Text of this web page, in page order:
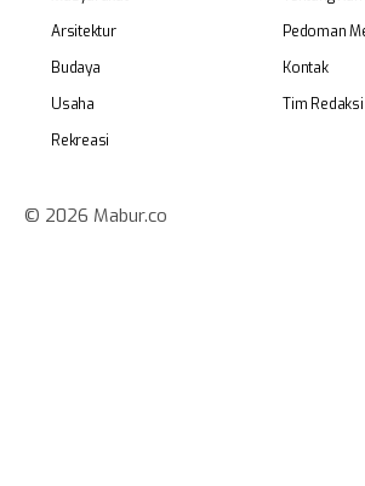
Arsitektur
Budaya
Usaha
Rekreasi
Pedoman
Kontak
Tim Redaksi
© 2026 Mabur.co